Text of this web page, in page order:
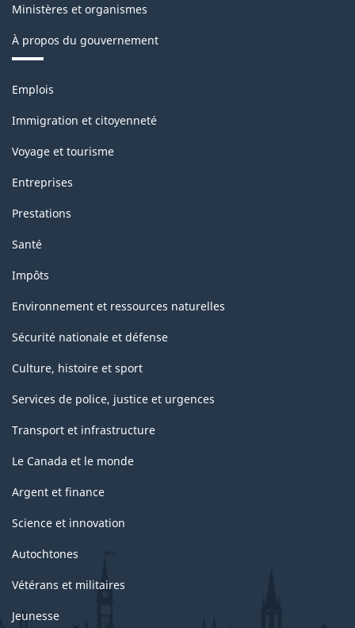
-
Structure
la
classification
Ministères et organismes
À propos du gouvernement
Thèmes
sujets
Emplois
Immigration et citoyenneté
Voyage et tourisme
Entreprises
Prestations
Santé
Impôts
Environnement et ressources naturelles
Sécurité nationale et défense
Culture, histoire et sport
Services de police, justice et urgences
Transport et infrastructure
Le Canada et le monde
Argent et finance
Science et innovation
Autochtones
Vétérans et militaires
Jeunesse